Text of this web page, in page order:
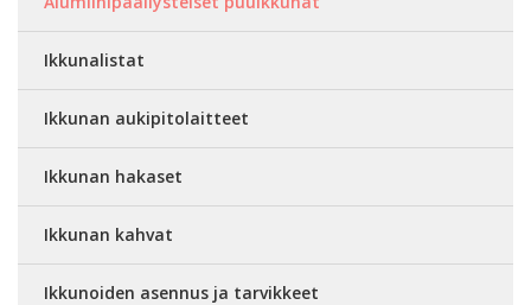
Ikkunalistat
Ikkunan aukipitolaitteet
Ikkunan hakaset
Ikkunan kahvat
Ikkunoiden asennus ja tarvikkeet